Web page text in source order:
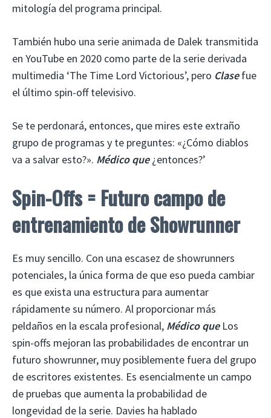
mitología del programa principal.
También hubo una serie animada de Dalek transmitida
en YouTube en 2020 como parte de la serie derivada
multimedia ‘The Time Lord Victorious’, pero Clasefue
el último spin-off televisivo.
Se te perdonará, entonces, que mires este extraño
grupo de programas y te preguntes: «¿Cómo diablos
va a salvar esto?». Médico que ¿entonces?’
Spin-Offs = Futuro campo de
entrenamiento de Showrunner
Es muy sencillo. Con una escasez de showrunners
potenciales, la única forma de que eso pueda cambiar
es que exista una estructura para aumentar
rápidamente su número. Al proporcionar más
peldaños en la escala profesional, Médico que Los
spin-offs mejoran las probabilidades de encontrar un
futuro showrunner, muy posiblemente fuera del grupo
de escritores existentes. Es esencialmente un campo
de pruebas que aumenta la probabilidad de
longevidad de la serie. Davies ha hablado